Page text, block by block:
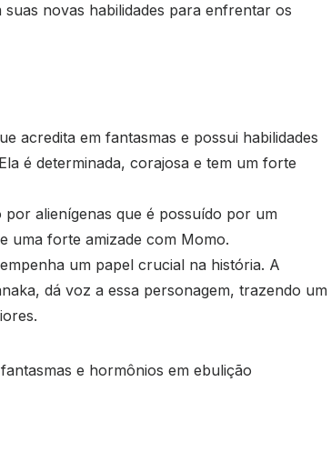
novas habilidades para enfrentar os
acredita em fantasmas e possui habilidades
é determinada, corajosa e tem um forte
alienígenas que é possuído por um
uma forte amizade com Momo.
um papel crucial na história. A
dá voz a essa personagem, trazendo um